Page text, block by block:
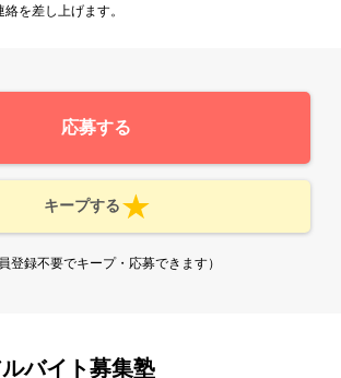
絡を差し上げます。
応募する
キープする
員登録不要でキープ・応募できます）
バイト募集塾